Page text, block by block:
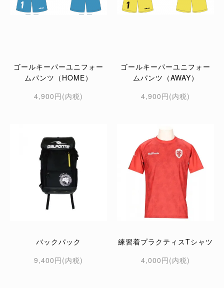
ゴールキーパーユニフォー
ムパンツ（HOME）
4,900円(内税)
ゴールキーパーユニフォー
ムパンツ（AWAY）
4,900円(内税)
バックパック
9,400円(内税)
練習着プラクティスTシャツ
4,000円(内税)